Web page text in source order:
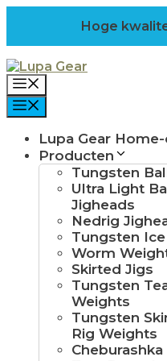
de
inhoud
Hoge
Lupa Gear
Producten
Tungsten
Ultra Light
Jigheads
Nedrig
Tungsten
Worm
Skirted Jigs
Tungsten
Weights
Tungsten
Rig Weights